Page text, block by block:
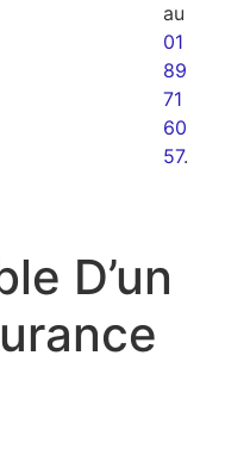
au
01
89
71
60
57.
D’un